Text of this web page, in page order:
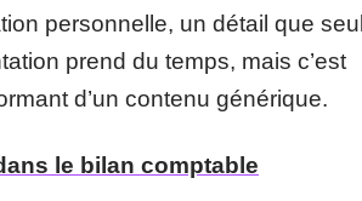
personnelle, un détail que seul
prend du temps, mais c’est
d’un contenu générique.
le bilan comptable